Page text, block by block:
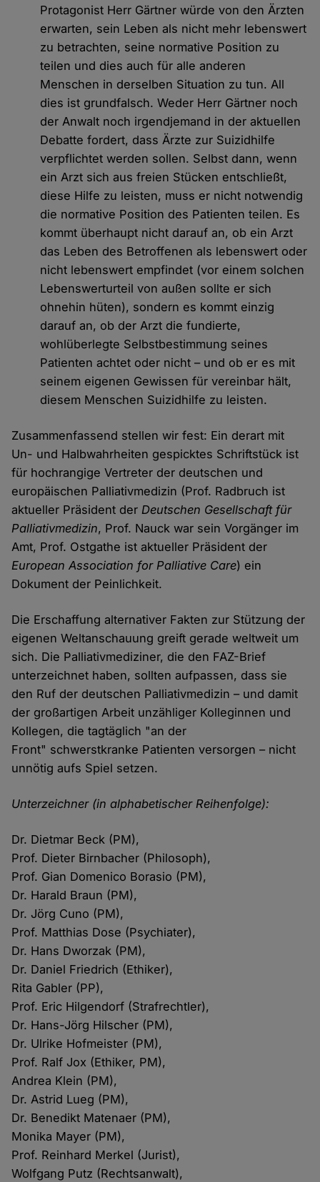
Protagonist Herr Gärtner würde von den Ärzten
erwarten, sein Leben als nicht mehr lebenswert
zu betrachten, seine normative Position zu
teilen und dies auch für alle anderen
Menschen in derselben Situation zu tun. All
dies ist grundfalsch. Weder Herr Gärtner noch
der Anwalt noch irgendjemand in der aktuellen
Debatte fordert, dass Ärzte zur Suizidhilfe
verpflichtet werden sollen. Selbst dann, wenn
ein Arzt sich aus freien Stücken entschließt,
diese Hilfe zu leisten, muss er nicht notwendig
die normative Position des Patienten teilen. Es
kommt überhaupt nicht darauf an, ob ein Arzt
das Leben des Betroffenen als lebenswert oder
nicht lebenswert empfindet (vor einem solchen
Lebenswerturteil von außen sollte er sich
ohnehin hüten), sondern es kommt einzig
darauf an, ob der Arzt die fundierte,
wohlüberlegte Selbstbestimmung seines
Patienten achtet oder nicht – und ob er es mit
seinem eigenen Gewissen für vereinbar hält,
diesem Menschen Suizidhilfe zu leisten.
Zusammenfassend stellen wir fest: Ein derart mit
Un- und Halbwahrheiten gespicktes Schriftstück ist
für hochrangige Vertreter der deutschen und
europäischen Palliativmedizin (Prof. Radbruch ist
aktueller Präsident derDeutschen Gesellschaft für
Palliativmedizin, Prof. Nauck war sein Vorgänger im
Amt, Prof. Ostgathe ist aktueller Präsident der
European Association for Palliative Care) ein
Dokument der Peinlichkeit.
Die Erschaffung alternativer Fakten zur Stützung der
eigenen Weltanschauung greift gerade weltweit um
sich. Die Palliativmediziner, die den FAZ-Brief
unterzeichnet haben, sollten aufpassen, dass sie
den Ruf der deutschen Palliativmedizin – und damit
der großartigen Arbeit unzähliger Kolleginnen und
Kollegen, die tagtäglich "an der
Front" schwerstkranke Patienten versorgen – nicht
unnötig aufs Spiel setzen.
Unterzeichner (in alphabetischer Reihenfolge):
Dr. Dietmar Beck (PM),
Prof. Dieter Birnbacher (Philosoph),
Prof. Gian Domenico Borasio (PM),
Dr. Harald Braun (PM),
Dr. Jörg Cuno (PM),
Prof. Matthias Dose (Psychiater),
Dr. Hans Dworzak (PM),
Dr. Daniel Friedrich (Ethiker),
Rita Gabler (PP),
Prof. Eric Hilgendorf (Strafrechtler),
Dr. Hans-Jörg Hilscher (PM),
Dr. Ulrike Hofmeister (PM),
Prof. Ralf Jox (Ethiker, PM),
Andrea Klein (PM),
Dr. Astrid Lueg (PM),
Dr. Benedikt Matenaer (PM),
Monika Mayer (PM),
Prof. Reinhard Merkel (Jurist),
Wolfgang Putz (Rechtsanwalt),